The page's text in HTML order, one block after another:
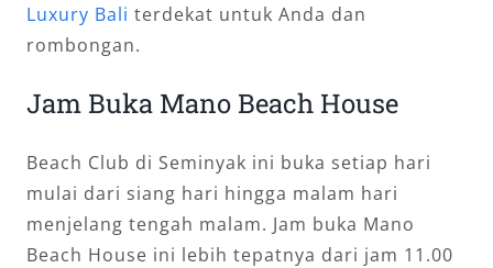
Luxury Bali terdekat untuk Anda dan
rombongan.
Jam Buka Mano Beach House
Beach Club di Seminyak ini buka setiap hari
mulai dari siang hari hingga malam hari
menjelang tengah malam. Jam buka Mano
Beach House ini lebih tepatnya dari jam 11.00